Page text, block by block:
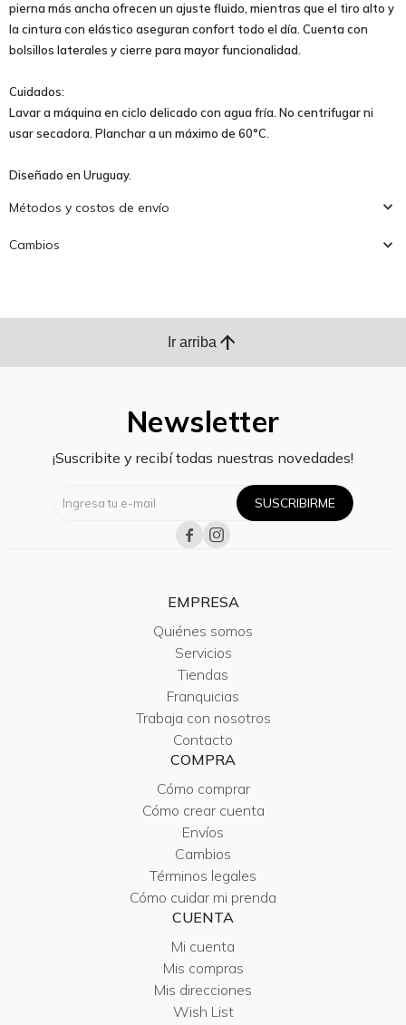
pierna más ancha ofrecen un ajuste fluido, mientras que el tiro alto y
la cintura con elástico aseguran confort todo el día. Cuenta con
bolsillos laterales y cierre para mayor funcionalidad.
Cuidados:
Lavar a máquina en ciclo delicado con agua fría. No centrifugar ni
usar secadora. Planchar a un máximo de 60°C.
Diseñado en Uruguay.
Métodos y costos de envío
Cambios
Ir arriba arrow_upward
Newsletter
¡Suscribite y recibí todas nuestras novedades!
SUSCRIBIRME
 
EMPRESA
Quiénes somos
Servicios
Tiendas
Franquicias
Trabaja con nosotros
Contacto
COMPRA
Cómo comprar
Cómo crear cuenta
Envíos
Cambios
Términos legales
Cómo cuidar mi prenda
CUENTA
Mi cuenta
Mis compras
Mis direcciones
Wish List